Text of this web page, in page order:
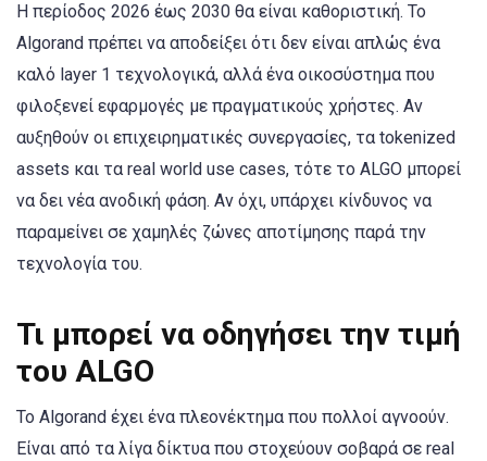
Η περίοδος 2026 έως 2030 θα είναι καθοριστική. Το
Algorand πρέπει να αποδείξει ότι δεν είναι απλώς ένα
καλό layer 1 τεχνολογικά, αλλά ένα οικοσύστημα που
φιλοξενεί εφαρμογές με πραγματικούς χρήστες. Αν
αυξηθούν οι επιχειρηματικές συνεργασίες, τα tokenized
assets και τα real world use cases, τότε το ALGO μπορεί
να δει νέα ανοδική φάση. Αν όχι, υπάρχει κίνδυνος να
παραμείνει σε χαμηλές ζώνες αποτίμησης παρά την
τεχνολογία του.
Τι μπορεί να οδηγήσει την τιμή
του ALGO
Το Algorand έχει ένα πλεονέκτημα που πολλοί αγνοούν.
Είναι από τα λίγα δίκτυα που στοχεύουν σοβαρά σε real